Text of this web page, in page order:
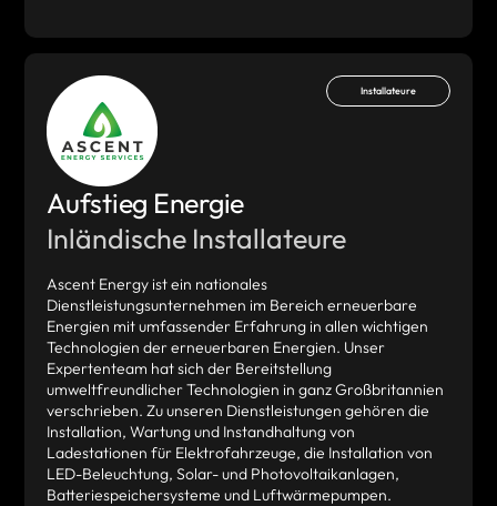
Installateure
Aufstieg Energie
Inländische Installateure
Ascent Energy ist ein nationales
Dienstleistungsunternehmen im Bereich erneuerbare
Energien mit umfassender Erfahrung in allen wichtigen
Technologien der erneuerbaren Energien. Unser
Expertenteam hat sich der Bereitstellung
umweltfreundlicher Technologien in ganz Großbritannien
verschrieben. Zu unseren Dienstleistungen gehören die
Installation, Wartung und Instandhaltung von
Ladestationen für Elektrofahrzeuge, die Installation von
LED-Beleuchtung, Solar- und Photovoltaikanlagen,
Batteriespeichersysteme und Luftwärmepumpen.